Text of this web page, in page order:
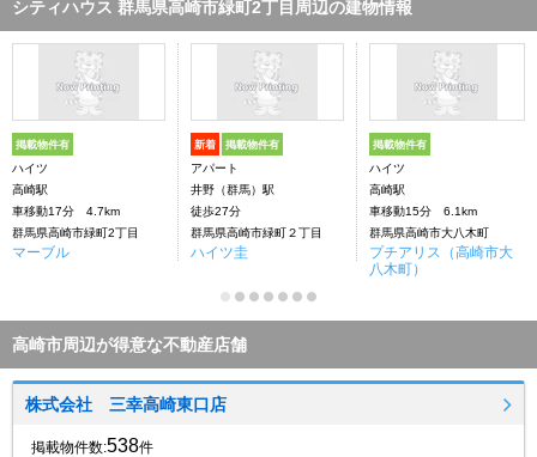
シティハウス 群馬県高崎市緑町2丁目周辺の建物情報
掲載物件有
ハイツ
高崎駅
車移動17分 4.7km
群馬県高崎市緑町2丁目
マーブル
新着 掲載物件有
アパート
井野（群馬）駅
徒歩27分
群馬県高崎市緑町２丁目
ハイツ圭
掲載物件有
ハイツ
高崎駅
車移動15分 6.1km
群馬県高崎市大八木町
プチアリス（高崎市大
八木町）
高崎市周辺が得意な不動産店舗
株式会社 三幸高崎東口店
掲載物件数:538件